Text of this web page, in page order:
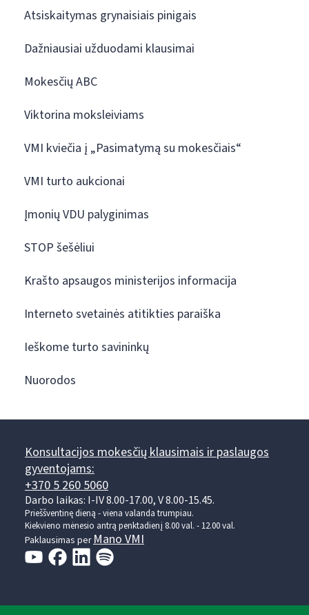
Atsiskaitymas grynaisiais pinigais
Dažniausiai užduodami klausimai
Mokesčių ABC
Viktorina moksleiviams
VMI kviečia į „Pasimatymą su mokesčiais“
VMI turto aukcionai
Įmonių VDU palyginimas
STOP šešėliui
Krašto apsaugos ministerijos informacija
Interneto svetainės atitikties paraiška
Ieškome turto savininkų
Nuorodos
Konsultacijos mokesčių klausimais ir paslaugos
gyventojams:
+370 5 260 5060
Darbo laikas: I-IV 8.00-17.00, V 8.00-15.45.
Prieššventinę dieną - viena valanda trumpiau.
Kiekvieno mėnesio antrą penktadienį 8.00 val. - 12.00 val.
Paklausimas per Mano VMI